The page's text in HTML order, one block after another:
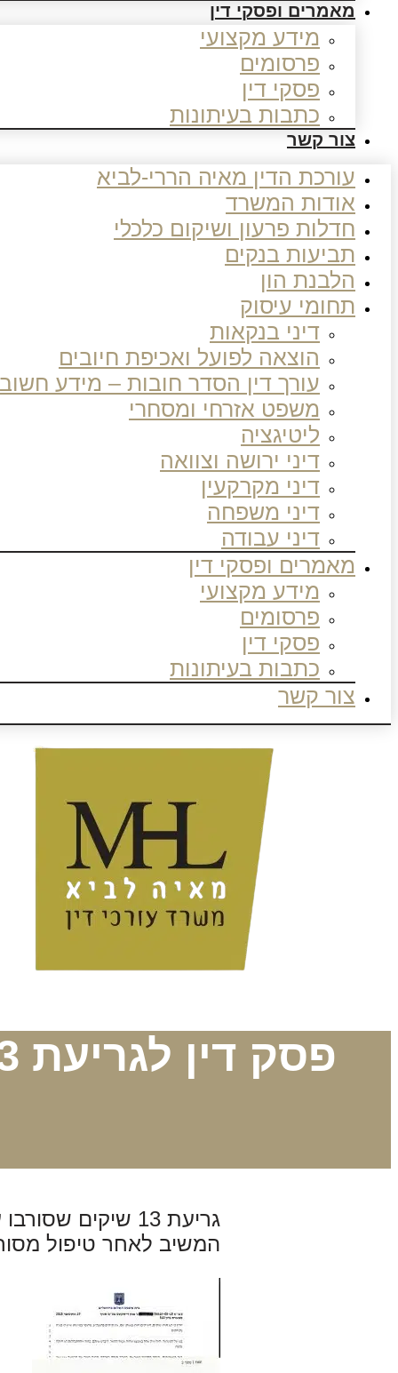
מאמרים ופסקי דין
מידע מקצועי
פרסומים
פסקי דין
כתבות בעיתונות
צור קשר
עורכת הדין מאיה הררי-לביא
אודות המשרד
חדלות פרעון ושיקום כלכלי
תביעות בנקים
הלבנת הון
תחומי עיסוק
דיני בנקאות
הוצאה לפועל ואכיפת חיובים
עורך דין הסדר חובות – מידע
משפט אזרחי ומסחרי
ליטיגציה
דיני ירושה וצוואה
דיני מקרקעין
דיני משפחה
דיני עבודה
מאמרים ופסקי דין
מידע מקצועי
פרסומים
פסקי דין
כתבות בעיתונות
צור קשר
גריעת 13
המשיב לאחר טיפול